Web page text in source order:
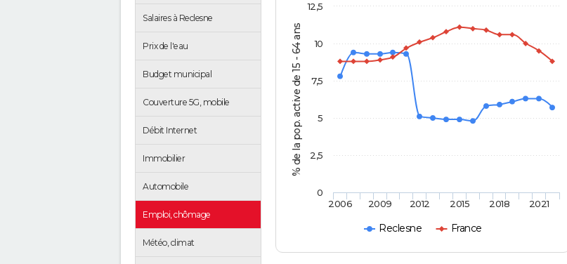
Salaires à Reclesne
Prix de l'eau
Budget municipal
Couverture 5G, mobile
Débit Internet
Immobilier
Automobile
Emploi, chômage
Météo, climat
% de la pop. active de 15 - 64 ans
Reclesne France
2006 2009 2012 2015 2018 2021
0
2,5
5
7,5
10
12,5